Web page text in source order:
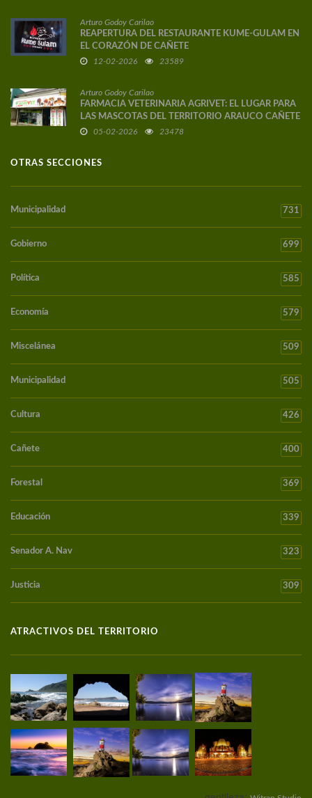
Arturo Godoy Carilao
REAPERTURA DEL RESTAURANTE KUME-GULAM EN
EL CORAZÓN DE CAÑETE
12-02-2026 23589
Arturo Godoy Carilao
FARMACIA VETERINARIA AGRIVET: EL LUGAR PARA
LAS MASCOTAS DEL TERRITORIO ARAUCO CAÑETE
05-02-2026 23478
OTRAS SECCIONES
Municipalidad 731
Gobierno 699
Política 585
Economía 579
Miscelánea 509
Municipalidad 505
Cultura 426
Cañete 400
Forestal 369
Educación 339
Senador A. Nav 323
Justicia 309
ATRACTIVOS DEL TERRITORIO